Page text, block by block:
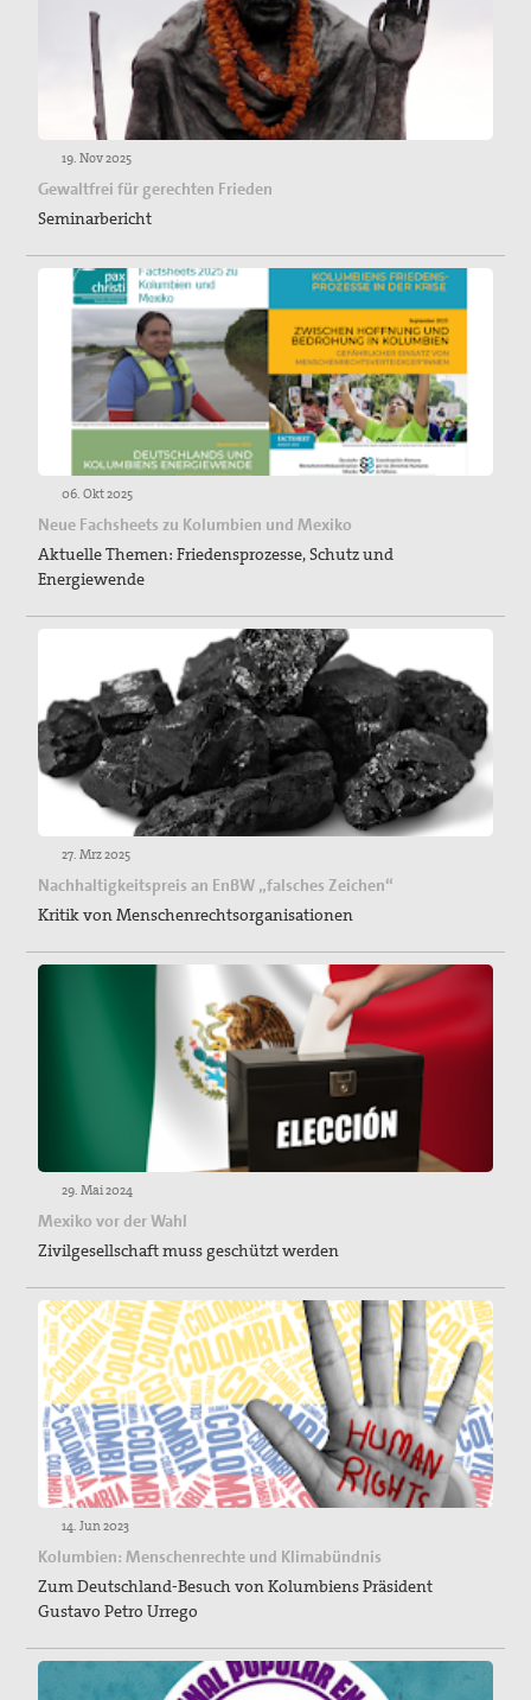
19. Nov 2025
Gewaltfrei für gerechten Frieden
Seminarbericht
06. Okt 2025
Neue Fachsheets zu Kolumbien und Mexiko
Aktuelle Themen: Friedensprozesse, Schutz und
Energiewende
27. Mrz 2025
Nachhaltigkeitspreis an EnBW „falsches Zeichen“
Kritik von Menschenrechtsorganisationen
29. Mai 2024
Mexiko vor der Wahl
Zivilgesellschaft muss geschützt werden
14. Jun 2023
Kolumbien: Menschenrechte und Klimabündnis
Zum Deutschland-Besuch von Kolumbiens Präsident
Gustavo Petro Urrego